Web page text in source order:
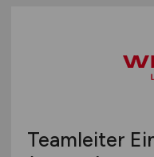
Teamleiter